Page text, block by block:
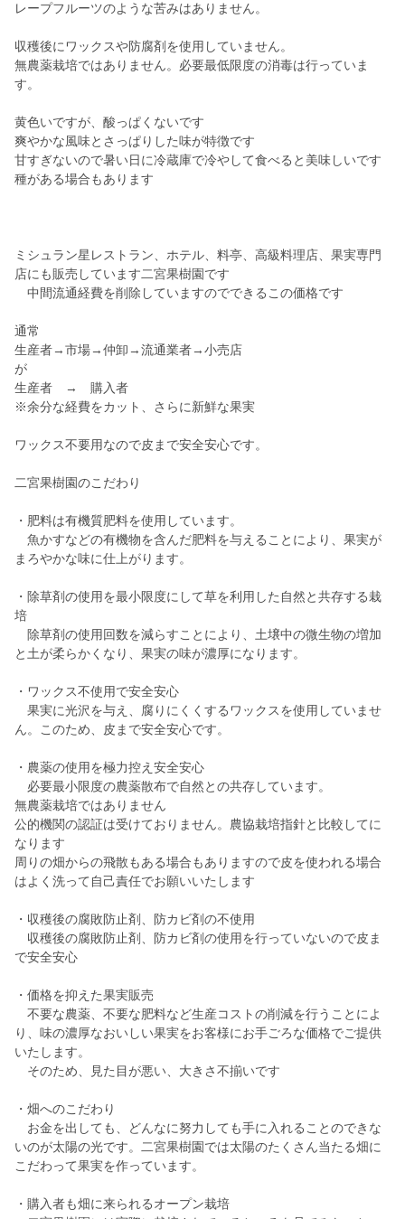
レープフルーツのような苦みはありません。
収穫後にワックスや防腐剤を使用していません。
無農薬栽培ではありません。必要最低限度の消毒は行っていま
す。
黄色いですが、酸っぱくないです
爽やかな風味とさっぱりした味が特徴です
甘すぎないので暑い日に冷蔵庫で冷やして食べると美味しいです
種がある場合もあります
ミシュラン星レストラン、ホテル、料亭、高級料理店、果実専門
店にも販売しています二宮果樹園です
中間流通経費を削除していますのでできるこの価格です
通常
生産者→市場→仲卸→流通業者→小売店
が
生産者 → 購入者
※余分な経費をカット、さらに新鮮な果実
ワックス不要用なので皮まで安全安心です。
二宮果樹園のこだわり
・肥料は有機質肥料を使用しています。
魚かすなどの有機物を含んだ肥料を与えることにより、果実が
まろやかな味に仕上がります。
・除草剤の使用を最小限度にして草を利用した自然と共存する栽
培
除草剤の使用回数を減らすことにより、土壌中の微生物の増加
と土が柔らかくなり、果実の味が濃厚になります。
・ワックス不使用で安全安心
果実に光沢を与え、腐りにくくするワックスを使用していませ
ん。このため、皮まで安全安心です。
・農薬の使用を極力控え安全安心
必要最小限度の農薬散布で自然との共存しています。
無農薬栽培ではありません
公的機関の認証は受けておりません。農協栽培指針と比較してに
なります
周りの畑からの飛散もある場合もありますので皮を使われる場合
はよく洗って自己責任でお願いいたします
・収穫後の腐敗防止剤、防カビ剤の不使用
収穫後の腐敗防止剤、防カビ剤の使用を行っていないので皮ま
で安全安心
・価格を抑えた果実販売
不要な農薬、不要な肥料など生産コストの削減を行うことによ
り、味の濃厚なおいしい果実をお客様にお手ごろな価格でご提供
いたします。
そのため、見た目が悪い、大きさ不揃いです
・畑へのこだわり
お金を出しても、どんなに努力しても手に入れることのできな
いのが太陽の光です。二宮果樹園では太陽のたくさん当たる畑に
こだわって果実を作っています。
・購入者も畑に来られるオープン栽培